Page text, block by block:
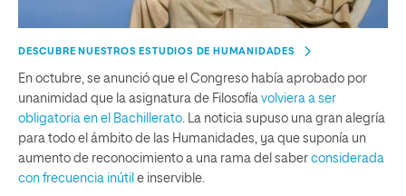
DESCUBRE NUESTROS ESTUDIOS DE HUMANIDADES
En octubre, se anunció que el Congreso había aprobado por
unanimidad que la asignatura de Filosofía volviera a ser
obligatoria en el Bachillerato . La noticia supuso una gran alegría
para todo el ámbito de las Humanidades, ya que suponía un
aumento de reconocimiento a una rama del saber considerada
con frecuencia inútil e inservible.